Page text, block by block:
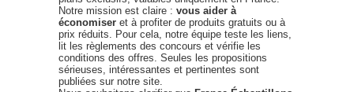
Notre mission est claire : vous aider à
économiser et à profiter de produits gratuits ou à
prix réduits. Pour cela, notre équipe teste les liens,
lit les règlements des concours et vérifie les
conditions des offres. Seules les propositions
sérieuses, intéressantes et pertinentes sont
publiées sur notre site.